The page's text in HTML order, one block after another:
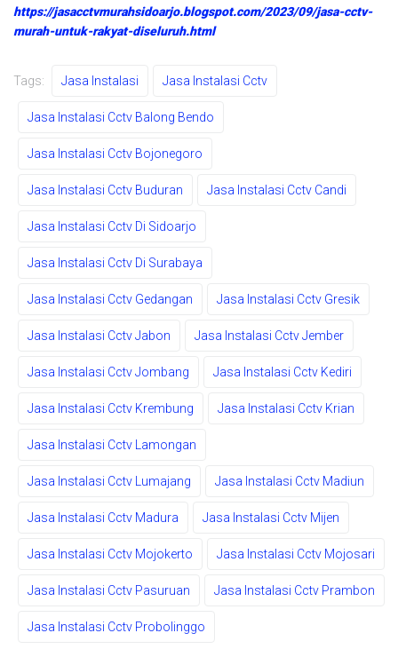
https://jasacctvmurahsidoarjo.blogspot.com/2023/09/jasa-cctv-
murah-untuk-rakyat-diseluruh.html
Tags: Jasa Instalasi Jasa Instalasi Cctv
Jasa Instalasi Cctv Balong Bendo
Jasa Instalasi Cctv Bojonegoro
Jasa Instalasi Cctv Buduran Jasa Instalasi Cctv Candi
Jasa Instalasi Cctv Di Sidoarjo
Jasa Instalasi Cctv Di Surabaya
Jasa Instalasi Cctv Gedangan Jasa Instalasi Cctv Gresik
Jasa Instalasi Cctv Jabon Jasa Instalasi Cctv Jember
Jasa Instalasi Cctv Jombang Jasa Instalasi Cctv Kediri
Jasa Instalasi Cctv Krembung Jasa Instalasi Cctv Krian
Jasa Instalasi Cctv Lamongan
Jasa Instalasi Cctv Lumajang Jasa Instalasi Cctv Madiun
Jasa Instalasi Cctv Madura Jasa Instalasi Cctv Mijen
Jasa Instalasi Cctv Mojokerto Jasa Instalasi Cctv Mojosari
Jasa Instalasi Cctv Pasuruan Jasa Instalasi Cctv Prambon
Jasa Instalasi Cctv Probolinggo